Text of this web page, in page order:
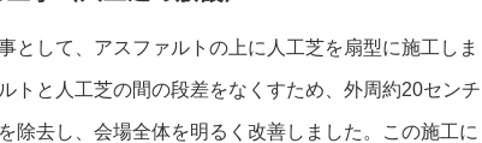
として、アスファルトの上に人工芝を扇型に施工しま
トと人工芝の間の段差をなくすため、外周約20センチ
除去し、会場全体を明るく改善しました。この施工に